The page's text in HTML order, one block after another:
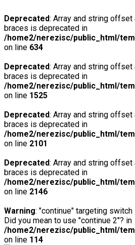
Deprecated: Array and string
braces is deprecated in
/home2/nerezisc/public_html/
on line 634
Deprecated: Array and string
braces is deprecated in
/home2/nerezisc/public_html/
on line 1525
Deprecated: Array and string
braces is deprecated in
/home2/nerezisc/public_html/
on line 2101
Deprecated: Array and string
braces is deprecated in
/home2/nerezisc/public_html/
on line 2146
Warning: "continue" targeting
Did you mean to use "continue 2"? in
/home2/nerezisc/public_html/
on line 114